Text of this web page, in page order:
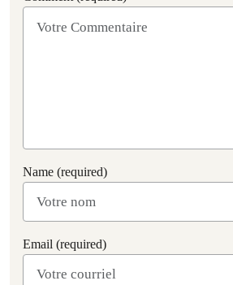
Name (required)
Email (required)